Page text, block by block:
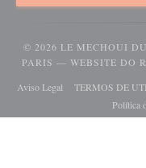
© 2026 LE MECHOUI
PARIS — WEBSITE DO
Aviso Legal((abre numa nova
TERMOS DE
Política